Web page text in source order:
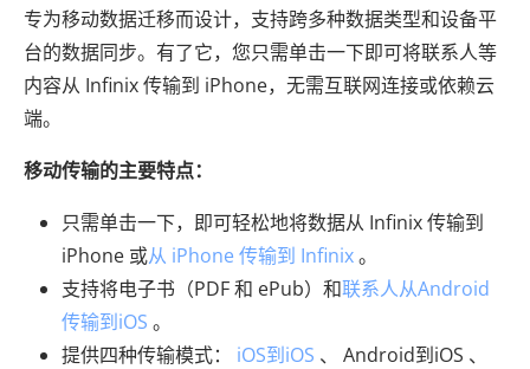
专为移动数据迁移而设计，支持跨多种数据类型和设备平
台的数据同步。有了它，您只需单击一下即可将联系人等
内容从 Infinix 传输到 iPhone，无需互联网连接或依赖云
端。
移动传输的主要特点：
只需单击一下，即可轻松地将数据从 Infinix 传输到
iPhone 或从 iPhone 传输到 Infinix。
支持将电子书（PDF 和 ePub）和联系人从Android
传输到iOS 。
提供四种传输模式： iOS到iOS 、 Android到iOS 、